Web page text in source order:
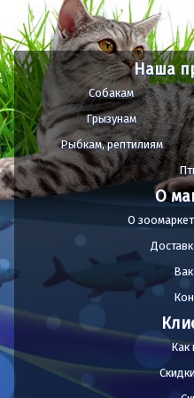
Наша
Собакам
Грызунам
Рыбкам, рептилиям
О
О
Как